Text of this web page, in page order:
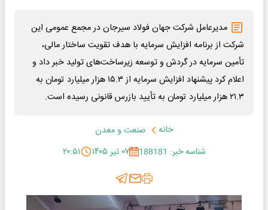
مدیرعامل شرکت جهان فولاد سیرجان در مجمع عمومی این
شرکت از برنامه افزایش سرمایه با هدف تقویت ساختار مالی،
تأمین سرمایه در گردش و توسعه زیرساخت‌های تولید خبر داد و
اعلام کرد پیشنهاد افزایش سرمایه از ۱۵.۳ هزار میلیارد تومان به
۲۱.۳ هزار میلیارد تومان به تأیید بازرس قانونی رسیده است.
خانه
صنعت و معدن
شناسه خبر: 188181
۰۷ تیر ۱۴۰۵ ۲۰:۵۱